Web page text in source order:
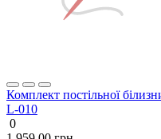
Комплект постільної
L-010
0